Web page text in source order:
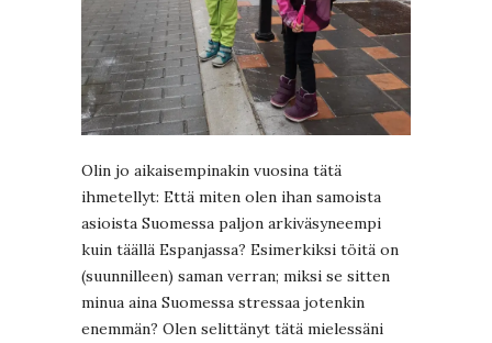
Olin jo aikaisempinakin vuosina tätä
ihmetellyt: Että miten olen ihan samoista
asioista Suomessa paljon arkiväsyneempi
kuin täällä Espanjassa? Esimerkiksi töitä on
(suunnilleen) saman verran; miksi se sitten
minua aina Suomessa stressaa jotenkin
enemmän? Olen selittänyt tätä mielessäni